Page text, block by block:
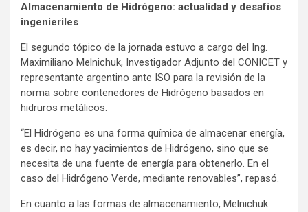
Almacenamiento de Hidrógeno: actualidad y desafíos
ingenieriles
El segundo tópico de la jornada estuvo a cargo del Ing.
Maximiliano Melnichuk, Investigador Adjunto del CONICET y
representante argentino ante ISO para la revisión de la
norma sobre contenedores de Hidrógeno basados en
hidruros metálicos.
“El Hidrógeno es una forma química de almacenar energía,
es decir, no hay yacimientos de Hidrógeno, sino que se
necesita de una fuente de energía para obtenerlo. En el
caso del Hidrógeno Verde, mediante renovables”, repasó.
En cuanto a las formas de almacenamiento, Melnichuk